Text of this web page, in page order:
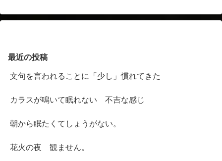
最近の投稿
文句を言われることに「少し」慣れてきた
カラスが鳴いて眠れない 不吉な感じ
朝から眠たくてしょうがない。
花火の夜 観ません。